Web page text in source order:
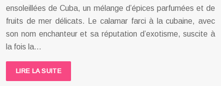
ensoleillées de Cuba, un mélange d’épices parfumées et de
fruits de mer délicats. Le calamar farci à la cubaine, avec
son nom enchanteur et sa réputation d’exotisme, suscite à
la fois la…
LIRE LA SUITE